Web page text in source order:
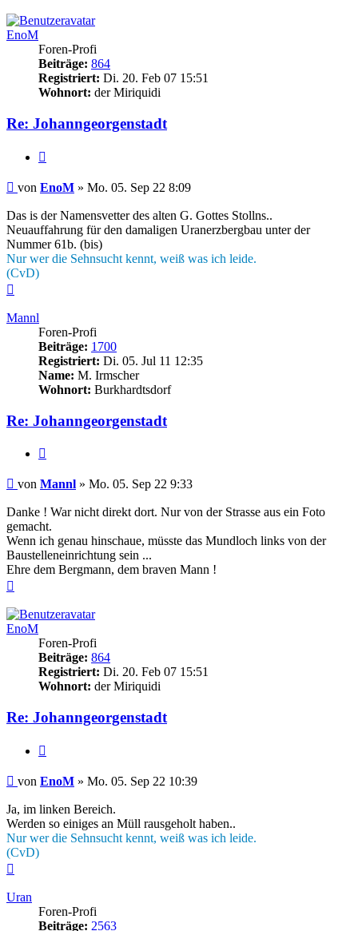
EnoM
Foren-Profi
Beiträge: 864
Registriert: Di. 20. Feb 07 15:51
Wohnort: der Miriquidi
Re: Johanngeorgenstadt
Beitrag
von EnoM » Mo. 05. Sep 22 8:09
Das is der Namensvetter des alten G. Gottes Stollns..
Neuauffahrung für den damaligen Uranerzbergbau unter der
Nummer 61b. (bis)
Nur wer die Sehnsucht kennt, weiß was ich leide.
(CvD)
Mannl
Foren-Profi
Beiträge: 1700
Registriert: Di. 05. Jul 11 12:35
Name: M. Irmscher
Wohnort: Burkhardtsdorf
Re: Johanngeorgenstadt
Beitrag
von Mannl » Mo. 05. Sep 22 9:33
Danke ! War nicht direkt dort. Nur von der Strasse aus ein Foto
gemacht.
Wenn ich genau hinschaue, müsste das Mundloch links von der
Baustelleneinrichtung sein ...
Ehre dem Bergmann, dem braven Mann !
EnoM
Foren-Profi
Beiträge: 864
Registriert: Di. 20. Feb 07 15:51
Wohnort: der Miriquidi
Re: Johanngeorgenstadt
Beitrag
von EnoM » Mo. 05. Sep 22 10:39
Ja, im linken Bereich.
Werden so einiges an Müll rausgeholt haben..
Nur wer die Sehnsucht kennt, weiß was ich leide.
(CvD)
Uran
Foren-Profi
Beiträge: 2563